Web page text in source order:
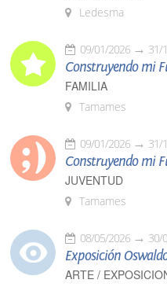
Ledesma
09/01/2026 31/
Construyendo mi
FAMILIA
Tamames
09/01/2026 31/
Construyendo mi
JUVENTUD
Tamames
08/05/2026 30/
Exposición
ARTE /